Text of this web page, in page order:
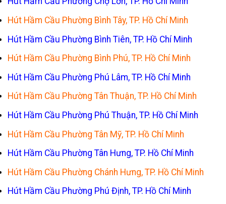
Hút Hầm Cầu Phường Bình Tây, TP. Hồ Chí Minh
Hút Hầm Cầu Phường Bình Tiên, TP. Hồ Chí Minh
Hút Hầm Cầu Phường Bình Phú, TP. Hồ Chí Minh
Hút Hầm Cầu Phường Phú Lâm, TP. Hồ Chí Minh
Hút Hầm Cầu Phường Tân Thuận, TP. Hồ Chí Minh
Hút Hầm Cầu Phường Phú Thuận, TP. Hồ Chí Minh
Hút Hầm Cầu Phường Tân Mỹ, TP. Hồ Chí Minh
Hút Hầm Cầu Phường Tân Hưng, TP. Hồ Chí Minh
Hút Hầm Cầu Phường Chánh Hưng, TP. Hồ Chí Minh
Hút Hầm Cầu Phường Phú Định, TP. Hồ Chí Minh